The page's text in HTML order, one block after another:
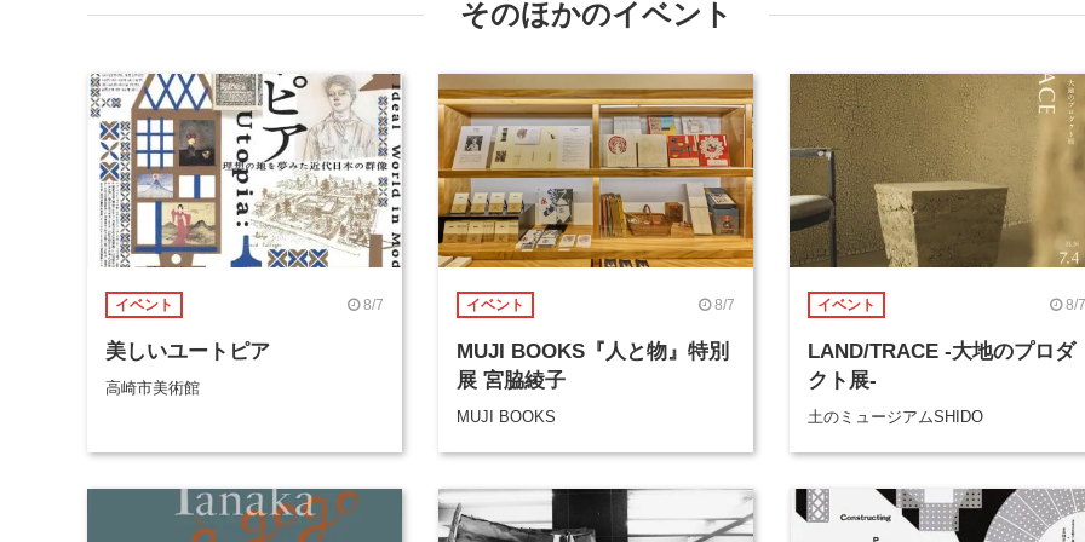
そのほかのイベント
イベント 8/7
美しいユートピア
高崎市美術館
イベント 8/7
MUJI BOOKS『人と物』特別
展 宮脇綾子
MUJI BOOKS
イベント 8/7
LAND/TRACE -大地のプロダ
クト展-
土のミュージアムSHIDO